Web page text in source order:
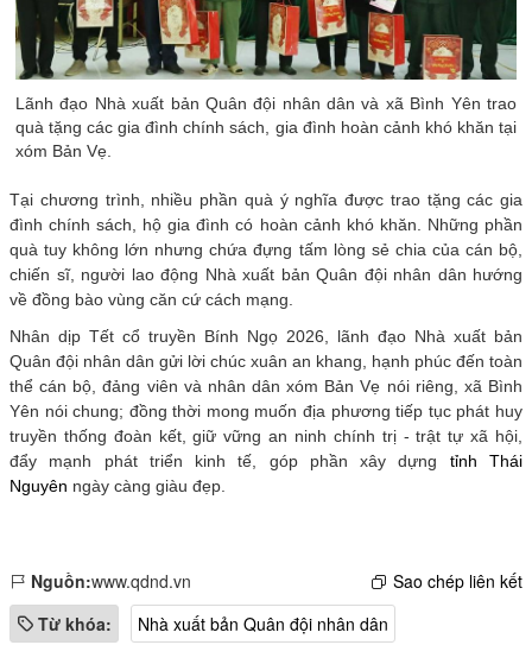
Lãnh đạo Nhà xuất bản Quân đội nhân dân và xã Bình Yên trao
quà tặng các gia đình chính sách, gia đình hoàn cảnh khó khăn tại
xóm Bản Vẹ.
Tại chương trình, nhiều phần quà ý nghĩa được trao tặng các gia
đình chính sách, hộ gia đình có hoàn cảnh khó khăn. Những phần
quà tuy không lớn nhưng chứa đựng tấm lòng sẻ chia của cán bộ,
chiến sĩ, người lao động Nhà xuất bản Quân đội nhân dân hướng
về đồng bào vùng căn cứ cách mạng.
Nhân dịp Tết cổ truyền Bính Ngọ 2026, lãnh đạo Nhà xuất bản
Quân đội nhân dân gửi lời chúc xuân an khang, hạnh phúc đến toàn
thể cán bộ, đảng viên và nhân dân xóm Bản Vẹ nói riêng, xã Bình
Yên nói chung; đồng thời mong muốn địa phương tiếp tục phát huy
truyền thống đoàn kết, giữ vững an ninh chính trị - trật tự xã hội,
đẩy mạnh phát triển kinh tế, góp phần xây dựng tỉnh Thái
Nguyên ngày càng giàu đẹp.
Nguồn:www.qdnd.vn
Sao chép liên kết
Từ khóa:
Nhà xuất bản Quân đội nhân dân